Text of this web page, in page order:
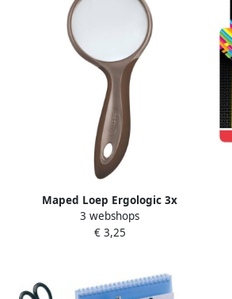
Maped Loep Ergologic 3x
vergroting 75mm
3 webshops
€ 3,25